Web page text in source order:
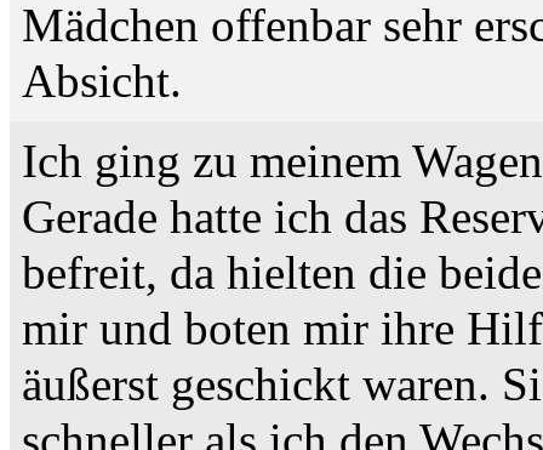
Mädchen offenbar sehr
Absicht.
Ich ging zu meinem
Gerade hatte ich das
befreit, da hielten die
mir und boten mir ihre
äußerst geschickt waren.